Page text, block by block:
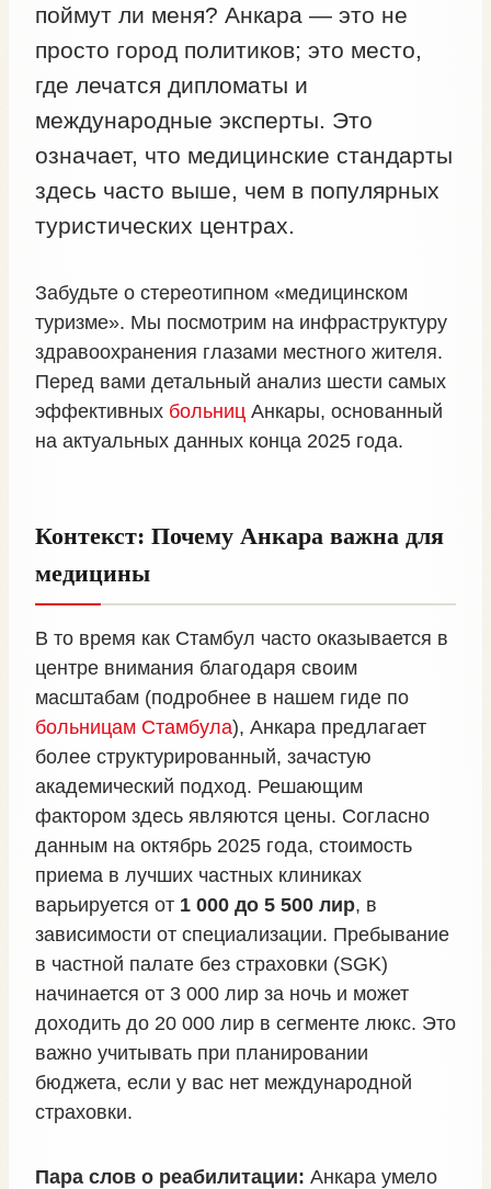
поймут ли меня? Анкара — это не
просто город политиков; это место,
где лечатся дипломаты и
международные эксперты. Это
означает, что медицинские стандарты
здесь часто выше, чем в популярных
туристических центрах.
Забудьте о стереотипном «медицинском
туризме». Мы посмотрим на инфраструктуру
здравоохранения глазами местного жителя.
Перед вами детальный анализ шести самых
эффективных больниц Анкары, основанный
на актуальных данных конца 2025 года.
Контекст: Почему Анкара важна для
медицины
В то время как Стамбул часто оказывается в
центре внимания благодаря своим
масштабам (подробнее в нашем гиде по
больницам Стамбула), Анкара предлагает
более структурированный, зачастую
академический подход. Решающим
фактором здесь являются цены. Согласно
данным на октябрь 2025 года, стоимость
приема в лучших частных клиниках
варьируется от 1 000 до 5 500 лир, в
зависимости от специализации. Пребывание
в частной палате без страховки (SGK)
начинается от 3 000 лир за ночь и может
доходить до 20 000 лир в сегменте люкс. Это
важно учитывать при планировании
бюджета, если у вас нет международной
страховки.
Пара слов о реабилитации: Анкара умело